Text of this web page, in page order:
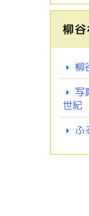
柳谷
柳
写
世紀
ふ